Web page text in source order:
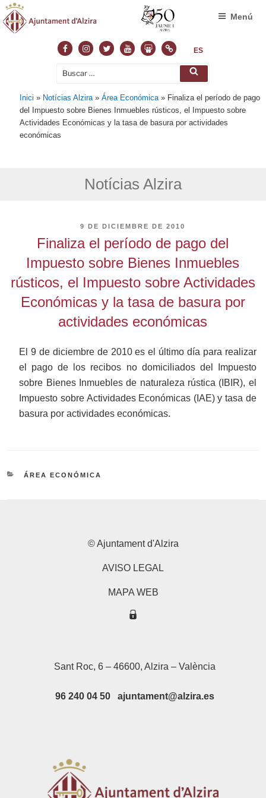
FacebookInstagram
TwitterYoutubeSlideshare
NormasES
Buscar
Buscar
Menú
Inici » Notícias Alzira »Área Económica » Finaliza el período de pago
del Impuesto sobre Bienes Inmuebles rústicos, el Impuesto sobre
Actividades Económicas y la tasa de basura por actividades
económicas
Notícias Alzira
PUBLICADO
9 DE DICIEMBRE DE 2010
Finaliza el período de pago del
Impuesto sobre Bienes Inmuebles
rústicos, el Impuesto sobre Actividades
Económicas y la tasa de basura por
actividades económicas
El 9 de diciembre de 2010 es el último día para realizar
el pago de los recibos no domiciliados del Impuesto
sobre Bienes Inmuebles de naturaleza rústica (IBIR), el
Impuesto sobre Actividades Económicas (IAE) y tasa de
basura por actividades económicas.
CATEGORÍAS
ÁREA ECONÓMICA
© Ajuntament d'Alzira
AVISO LEGAL
MAPA WEB
Sant Roc, 6 – 46600, Alzira – València
96 240 04 50 ajuntament@alzira.es